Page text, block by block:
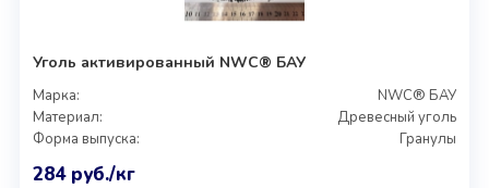
Уголь активированный NWC® БАУ
Марка:
NWC® БАУ
Материал:
Древесный уголь
Форма выпуска:
Гранулы
284 руб./кг